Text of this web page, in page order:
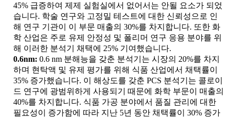
45% 급증하여 제제 실험실에서 없어서는 안될 요소가 되었
습니다. 학술 연구와 고정밀 테스트에 대한 신뢰성으로 인
해 연구 기관이 이 부문 매출의 30%를 차지합니다. 또한 화
학 산업은 주로 유제 안정성 및 폴리머 연구 응용 분야를 위
해 이러한 분석기 채택에 25% 기여했습니다.
0.6nm: 0.6 nm 분해능을 갖춘 분석기는 시장의 20%를 차지
하며 현탁액 및 유제 평가를 위해 식품 산업에서 채택률이
35% 증가했습니다. 이 해상도를 갖춘 PCS 분석기는 콜로이
드 연구에 광범위하게 사용되기 때문에 화학 부문이 매출의
40%를 차지합니다. 식품 가공 분야에서 품질 관리에 대한
필요성이 증가함에 따라 지난 5년 동안 채택률이 30% 증가